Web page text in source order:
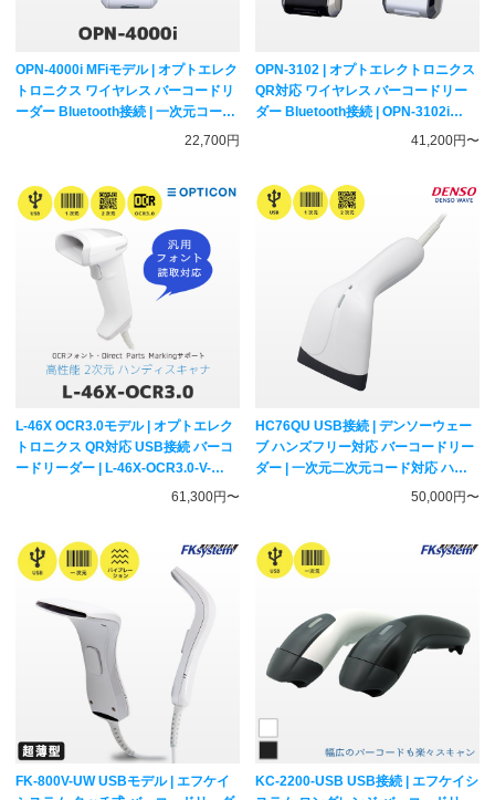
OPN-4000i MFiモデル | オプトエレク
トロニクス ワイヤレス バーコードリ
ーダー Bluetooth接続 | 一次元コード
対応 データコレクター OPTICON
22,700円
OPN-3102 | オプトエレクトロニクス
QR対応 ワイヤレス バーコードリー
ダー Bluetooth接続 | OPN-3102i
OPN-3102n 一次元二次元コード対応
41,200円〜
L-46X OCR3.0モデル | オプトエレク
トロニクス QR対応 USB接続 バーコ
ードリーダー | L-46X-OCR3.0-V-
61,300円〜
HC76QU USB接続 | デンソーウェー
ブ ハンズフリー対応 バーコードリー
ダー | 一次元二次元コード対応 ハン
ディスキャナー DENSO WAVE
50,000円〜
FK-800V-UW USBモデル | エフケイ
KC-2200-USB USB接続 | エフケイシ